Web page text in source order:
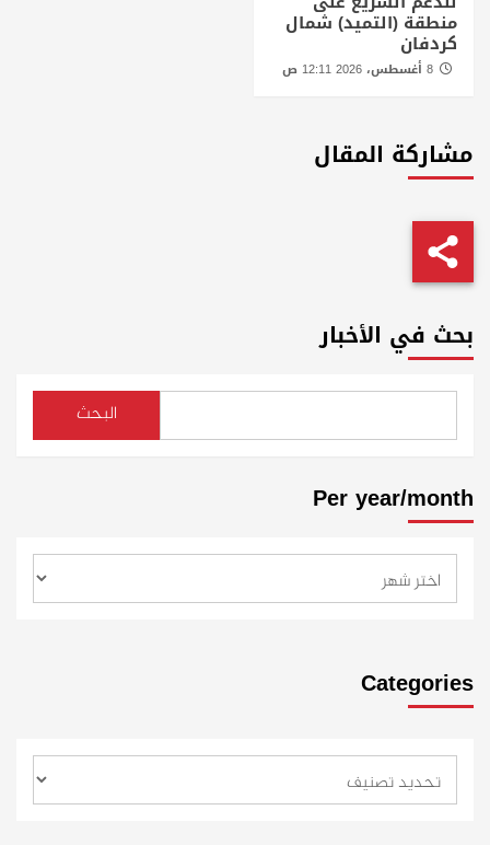
منطقة (التميد) شمال
كردفان
مشاركة المقال
بحث في الأخبار
البحث
Per year/month
Categories